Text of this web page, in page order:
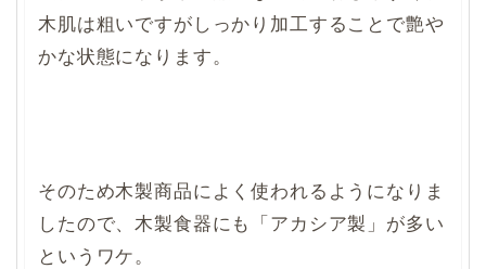
木肌は粗いですがしっかり加工することで艶や
かな状態になります。
そのため木製商品によく使われるようになりま
したので、木製食器にも「アカシア製」が多い
というワケ。